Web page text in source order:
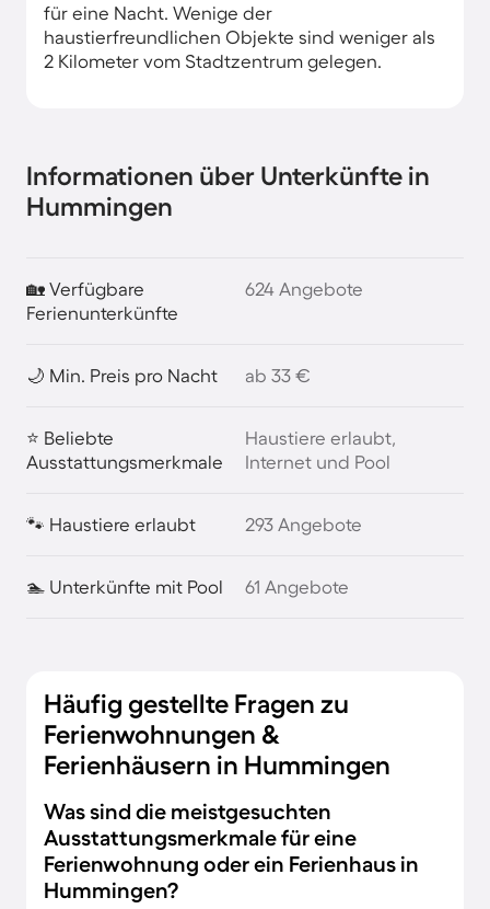
für eine Nacht. Wenige der
haustierfreundlichen Objekte sind weniger als
2 Kilometer vom Stadtzentrum gelegen.
Informationen über Unterkünfte in
Hummingen
🏡 Verfügbare
Ferienunterkünfte
624 Angebote
🌙 Min. Preis pro Nacht ab 33 €
⭐ Beliebte
Ausstattungsmerkmale
Haustiere erlaubt,
Internet und Pool
🐾 Haustiere erlaubt 293 Angebote
🏊 Unterkünfte mit Pool 61 Angebote
Häufig gestellte Fragen zu
Ferienwohnungen &
Ferienhäusern in Hummingen
Was sind die meistgesuchten
Ausstattungsmerkmale für eine
Ferienwohnung oder ein Ferienhaus in
Hummingen?